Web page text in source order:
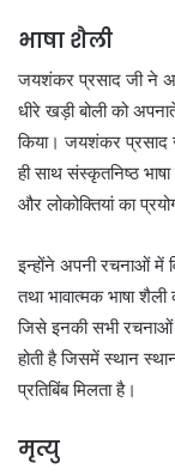
भाषा शैली
जयशंकर प्रसाद जी ने
धीरे खड़ी बोली को
किया। जयशंकर
ही साथ संस्कृतनिष्ठ
और लोकोक्तियां का
इन्होंने अपनी रचनाओं में
तथा भावात्मक भाषा
जिसे इनकी सभी
होती है जिसमें स्थान
प्रतिबिंब मिलता है।
मृत्यु